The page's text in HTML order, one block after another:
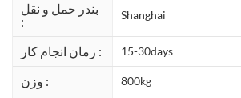
بندر حمل و نقل
:
Shanghai
زمان انجام کار : 15-30days
وزن : 800kg